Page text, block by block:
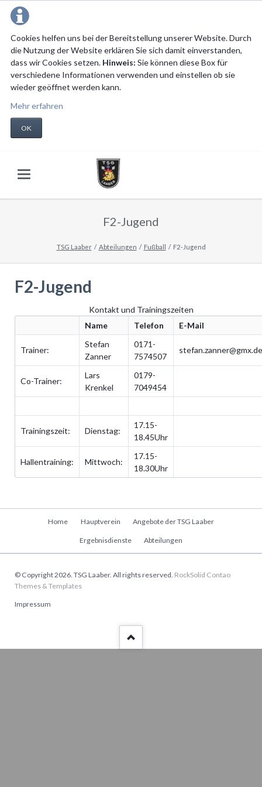
Cookies helfen uns bei der Bereitstellung unserer Website. Durch
die Nutzung der Website erklären Sie sich damit einverstanden,
dass wir Cookies setzen. Hinweis: Sie können diese Box für
verschiedene Informationen verwenden und einstellen ob sie
wieder geöffnet werden kann.
Mehr erfahren
OK
F2-Jugend
TSG Laaber Abteilungen Fußball F2-Jugend
F2-Jugend
Kontakt und Trainingszeiten
Name
Telefon E-Mail
Trainer:
Stefan
Zanner
0171-
7574507
stefan.zanner@gmx.de
Co-Trainer:
Lars
Krenkel
0179-
7049454
Trainingszeit: Dienstag:
17.15-
18.45Uhr
Hallentraining: Mittwoch:
17.15-
18.30Uhr
Navigation
Home Hauptverein Angebote der TSG Laaber
Ergebnisdienste Abteilungen
© Copyright 2026. TSG Laaber. All rights reserved. RockSolid Contao
Themes & Templates
Navigation
Impressum